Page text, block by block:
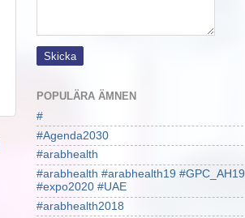
POPULÄRA ÄMNEN
#
#Agenda2030
#arabhealth
#arabhealth #arabhealth19 #GPC_AH19
#expo2020 #UAE
#arabhealth2018